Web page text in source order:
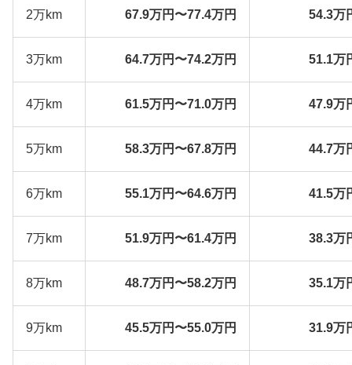
2万km 67.9万円〜77.4万円 54.3万
3万km 64.7万円〜74.2万円 51.1万
4万km 61.5万円〜71.0万円 47.9万
5万km 58.3万円〜67.8万円 44.7万
6万km 55.1万円〜64.6万円 41.5万
7万km 51.9万円〜61.4万円 38.3万
8万km 48.7万円〜58.2万円 35.1万
9万km 45.5万円〜55.0万円 31.9万